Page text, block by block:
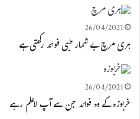
26/04/2021
ہری مرچ بے شمار طبی فوائد رکھتی ہے
26/04/2021
خربوزہ کے وہ فوائد جن سے آپ لاعلم رہے